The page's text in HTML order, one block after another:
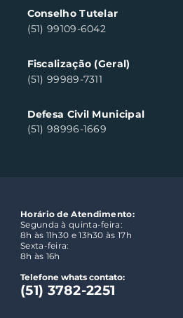
Conselho Tutelar
(51) 99109-6042
Fiscalização (Geral)
(51) 99989-7311
Defesa Civil Municipal
(51) 98996-1669
Horário de Atendimento:
Segunda à quinta-feira:
8h às 11h30 e 13h30 às 17h
Sexta-feira:
8h às 16h
Telefone whats contato:
(51) 3782-2251